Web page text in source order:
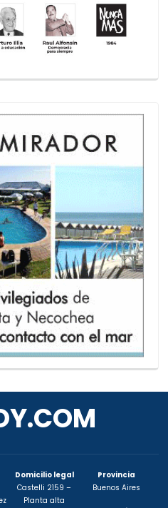
Domicilio legal
Castelli 2159 –
Planta alta
Provincia
Buenos Aires